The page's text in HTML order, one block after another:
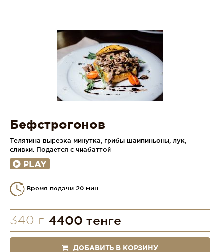
Бефстрогонов
Телятина вырезка минутка, грибы шампиньоны, лук,
сливки. Подается с чиабаттой
PLAY
Время подачи 20 мин.
340 г 4400 тенге
ДОБАВИТЬ В КОРЗИНУ